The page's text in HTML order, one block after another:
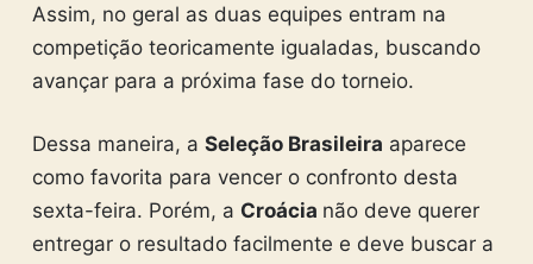
Assim, no geral as duas equipes entram na
competição teoricamente igualadas, buscando
avançar para a próxima fase do torneio.
Dessa maneira, a Seleção Brasileira aparece
como favorita para vencer o confronto desta
sexta-feira. Porém, a Croácia não deve querer
entregar o resultado facilmente e deve buscar a